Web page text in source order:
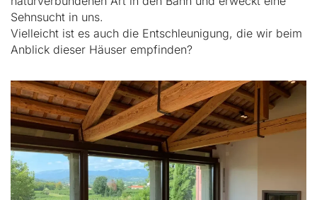
Sehnsucht in uns.
Vielleicht ist es auch die Entschleunigung, die wir beim
Anblick dieser Häuser empfinden?